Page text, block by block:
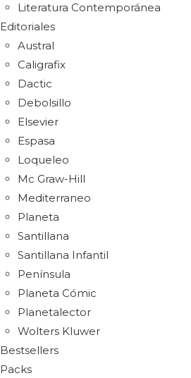
Literatura Contemporánea
Editoriales
Austral
Caligrafix
Dactic
Debolsillo
Elsevier
Espasa
Loqueleo
Mc Graw-Hill
Mediterraneo
Planeta
Santillana
Santillana Infantil
Península
Planeta Cómic
Planetalector
Wolters Kluwer
Bestsellers
Packs